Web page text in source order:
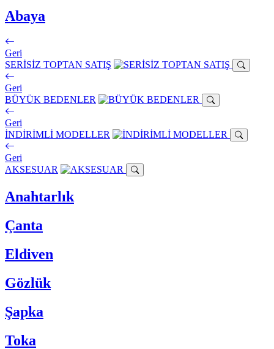
Abaya
Geri
SERİSİZ TOPTAN SATIŞ
Geri
BÜYÜK BEDENLER
Geri
İNDİRİMLİ MODELLER
Geri
AKSESUAR
Anahtarlık
Çanta
Eldiven
Gözlük
Şapka
Toka